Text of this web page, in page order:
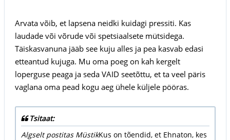
Arvata võib, et lapsena neidki kuidagi pressiti. Kas
laudade või võrude või spetsiaalsete mütsidega.
Täiskasvanuna jääb see kuju alles ja pea kasvab edasi
etteantud kujuga. Mu oma poeg on kah kergelt
loperguse peaga ja seda VAID seetõttu, et ta veel päris
vaglana oma pead kogu aeg ühele küljele pööras.
Tsitaat:
Algselt postitas MüstikKus on tõendid, et Ehnaton, kes